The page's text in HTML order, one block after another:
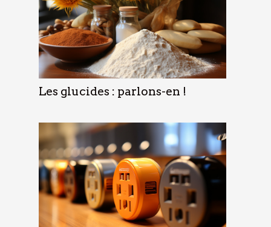
Les glucides : parlons-en !